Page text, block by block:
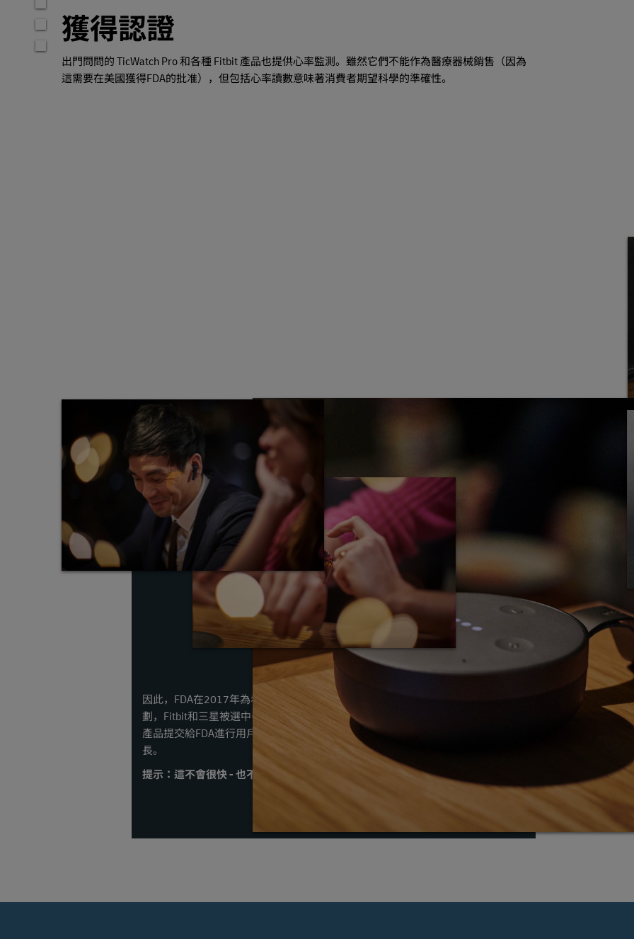
獲得認證
出門問問的 TicWatch Pro 和各種 Fitbit 產品也提供心率監測。雖然它們不能作為醫療器械銷售（因為
這需要在美國獲得FDA的批准），但包括心率讀數意味著消費者期望科學的準確性。
因此，FDA在2017年為希望加快醫療器械認證過程的公司啟動了預認證試點計
劃，Fitbit和三星被選中參與。較小的初創公司仍然可以通過進行臨床試驗並將其
產品提交給FDA進行用戶風險分析來獲得醫療器械地位，但預計上市前批准期會很
長。
提示：這不會很快 - 也不容易 - 所以要確保它是值得的。